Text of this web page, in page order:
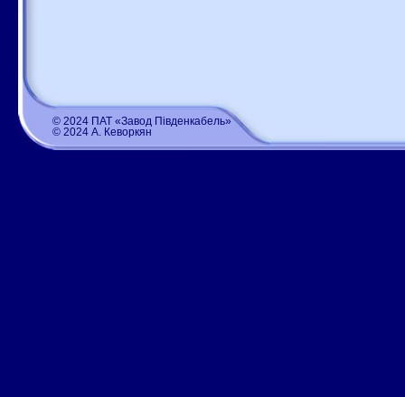
© 2024 ПАТ «Завод Південкабель»
© 2024 А. Кеворкян